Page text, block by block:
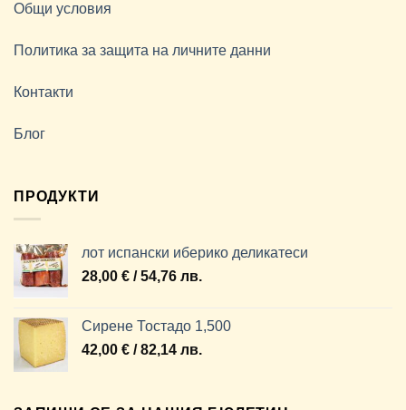
Общи условия
Политика за защита на личните данни
Контакти
Блог
ПРОДУКТИ
лот испански иберико деликатеси
28,00 € / 54,76 лв.
Сирене Тостадо 1,500
42,00 € / 82,14 лв.